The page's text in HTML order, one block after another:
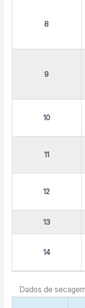
8
9
10
11
12
13
14
Dados de